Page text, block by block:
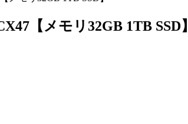
【メモリ32GB 1TB SSD】